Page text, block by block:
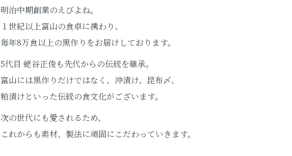
明治中期創業のえびよね。
１世紀以上富山の食卓に携わり、
毎年8万食以上の黒作りをお届けしております。
5代目 蛯谷正俊も先代からの伝統を継承。
富山には黒作りだけではなく、沖漬け、昆布〆、
粕漬けといった伝統の食文化がございます。
次の世代にも愛されるため、
これからも素材、製法に頑固にこだわっていきます。